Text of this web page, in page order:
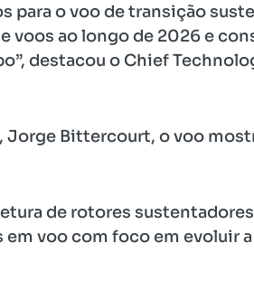
para o voo de transição
voos ao longo de 2026 e
destacou o Chief
Jorge Bittercourt, o voo
de rotores
em voo com foco em evoluir